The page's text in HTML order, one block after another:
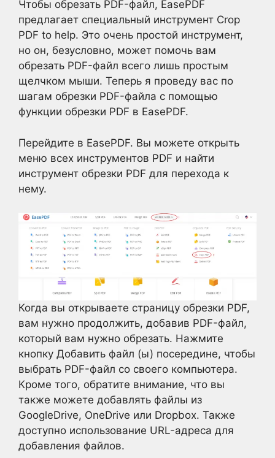
Чтобы обрезать PDF-файл, EasePDF
предлагает специальный инструмент Crop
PDF to help. Это очень простой инструмент,
но он, безусловно, может помочь вам
обрезать PDF-файл всего лишь простым
щелчком мыши. Теперь я проведу вас по
шагам обрезки PDF-файла с помощью
функции обрезки PDF в EasePDF.
Перейдите в EasePDF. Вы можете открыть
меню всех инструментов PDF и найти
инструмент обрезки PDF для перехода к
нему.
Когда вы открываете страницу обрезки PDF,
вам нужно продолжить, добавив PDF-файл,
который вам нужно обрезать. Нажмите
кнопку Добавить файл (ы) посередине, чтобы
выбрать PDF-файл со своего компьютера.
Кроме того, обратите внимание, что вы
также можете добавлять файлы из
GoogleDrive, OneDrive или Dropbox. Также
доступно использование URL-адреса для
добавления файлов.